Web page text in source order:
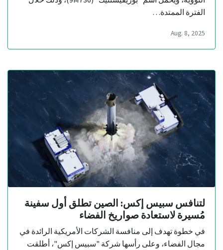
الفترة الممتدة…
Aug. 8, 2025
لتنافس سبيس إكس: الصين تطلق أول سفينة
مُسيرة لاستعادة صواريخ الفضاء
في خطوة تهدف إلى منافسة الشركات الأمريكية الرائدة في
مجال الفضاء، وعلى رأسها شركة "سبيس إكس"، أطلقت